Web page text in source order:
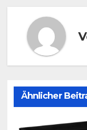
Ähnlicher